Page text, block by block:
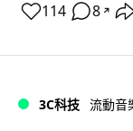
114 8 ↗
3C科技 流動音